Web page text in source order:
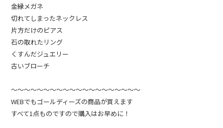
金縁メガネ
切れてしまったネックレス
片方だけのピアス
石の取れたリング
くすんだジュエリー
古いブローチ
～～～～～～～～～～～～～～～～～～～～
WEBでもゴールディーズの商品が買えます
すべて1点ものですので購入はお早めに！